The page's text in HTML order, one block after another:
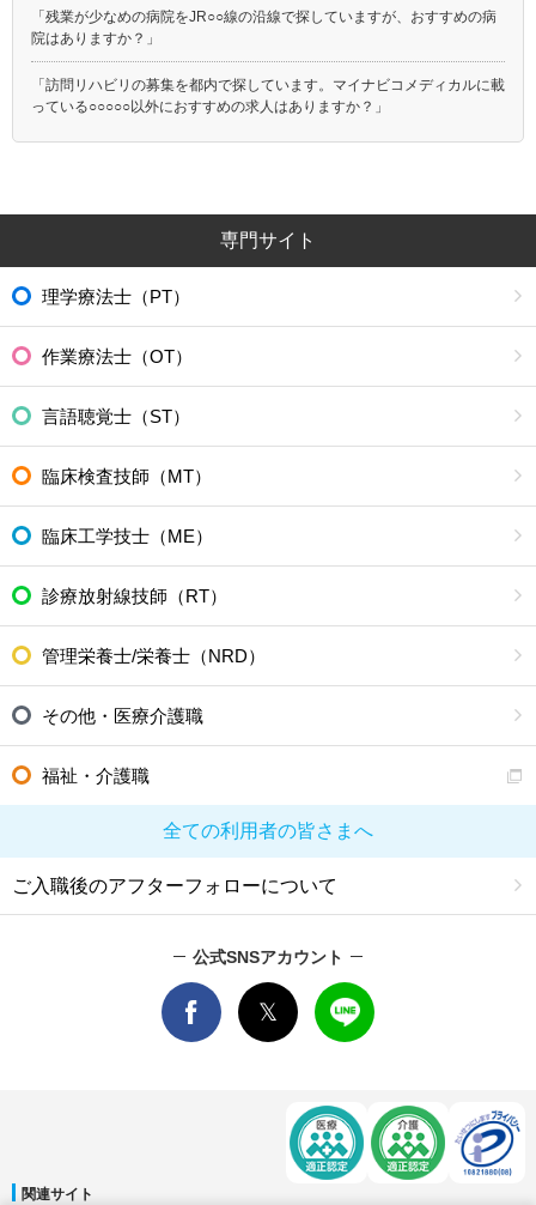
「残業が少なめの病院をJR○○線の沿線で探していますが、おすすめの病
院はありますか？」
「訪問リハビリの募集を都内で探しています。マイナビコメディカルに載
っている○○○○○以外におすすめの求人はありますか？」
専門サイト
理学療法士（PT）
作業療法士（OT）
言語聴覚士（ST）
臨床検査技師（MT）
臨床工学技士（ME）
診療放射線技師（RT）
管理栄養士/栄養士（NRD）
その他・医療介護職
福祉・介護職
全ての利用者の皆さまへ
ご入職後のアフターフォローについて
公式SNSアカウント
関連サイト